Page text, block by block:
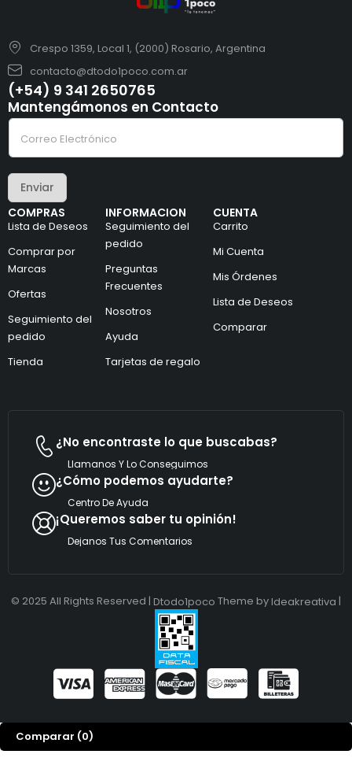
Crespo 1359, Local 1, (2000) Rosario, Argentina
contacto@dtodo1poco.com.ar
(+54) 9 341 2650765
COMPRAS
Lista de Deseos
Comprar por
Marcas
Ofertas
Seguimiento del
pedido
Tienda
INFORMACION
Seguimiento del
pedido
Preguntas
Frecuentes
Nosotros
Ayuda
Tarjetas de regalo
CUENTA
Carrito
Mi Cuenta
Mis Órdenes
Lista de Deseos
Comparar
Mantengámonos en Contacto
C
o
r
o
o
r
r
e
o
C
r
r
e
o
C
e
e
l
e
t
r
n
c
o
Enviar
¿No encontraste lo que buscabas?
Llamanos Y Lo Conseguimos
¿Cómo podemos ayudarte?
Centro De Ayuda
¡Queremos saber tu opinión!
Dejanos Tus Comentarios
© 2025 All Rights Reserved | Dtodo1poco Theme by Ideakreativa |
Comparar (0)